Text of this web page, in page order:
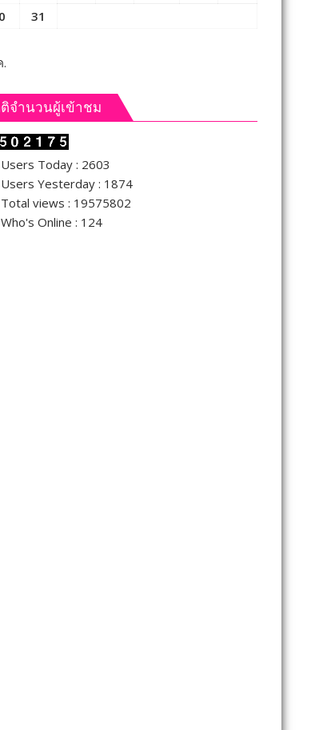
31
.
จำนวนผู้เข้าชม
Users Today : 2603
Users Yesterday : 1874
Total views : 19575802
Who's Online : 124